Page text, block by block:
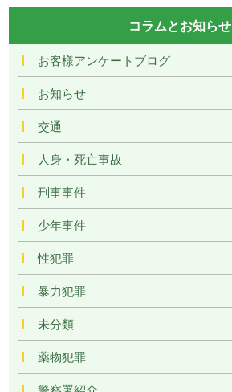
コラムとお知らせ
お客様アンケートブログ
お知らせ
交通
人身・死亡事故
刑事事件
少年事件
性犯罪
暴力犯罪
未分類
薬物犯罪